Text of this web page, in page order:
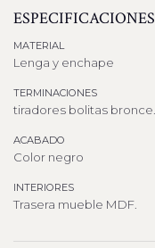
ESPECIFICACIONES
MATERIAL
Lenga y enchape
TERMINACIONES
tiradores bolitas bronce.
ACABADO
Color negro
INTERIORES
Trasera mueble MDF.